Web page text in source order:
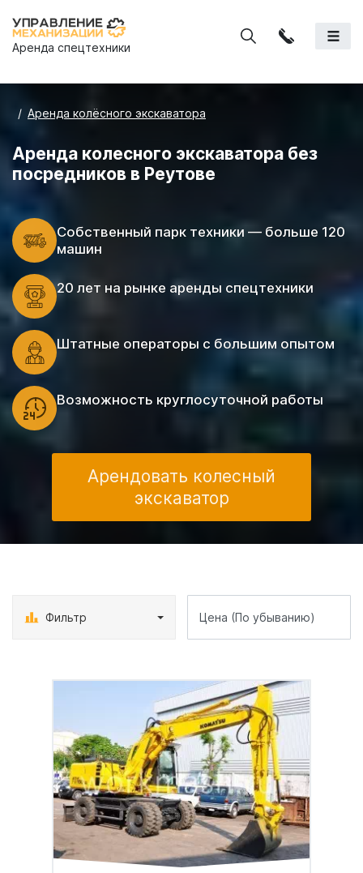
Аренда спецтехники
Аренда колёсного экскаватора
Аренда колесного экскаватора без
посредников в Реутове
Cобственный парк техники — больше 120
машин
20 лет на рынке аренды спецтехники
Штатные операторы с большим опытом
Возможность круглосуточной работы
Арендовать колесный
экскаватор
Фильтр